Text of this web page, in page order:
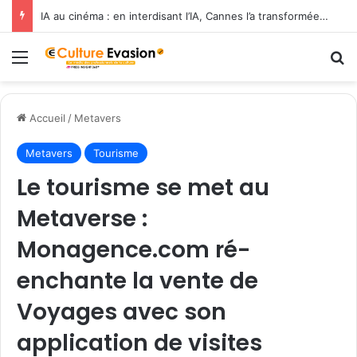
IA au cinéma : en interdisant l’IA, Cannes l’a transformée en label de luxe
Menu
Accueil / Metavers
Metavers Tourisme
Le tourisme se met au
Metaverse :
Monagence.com ré-
enchante la vente de
Voyages avec son
application de visites